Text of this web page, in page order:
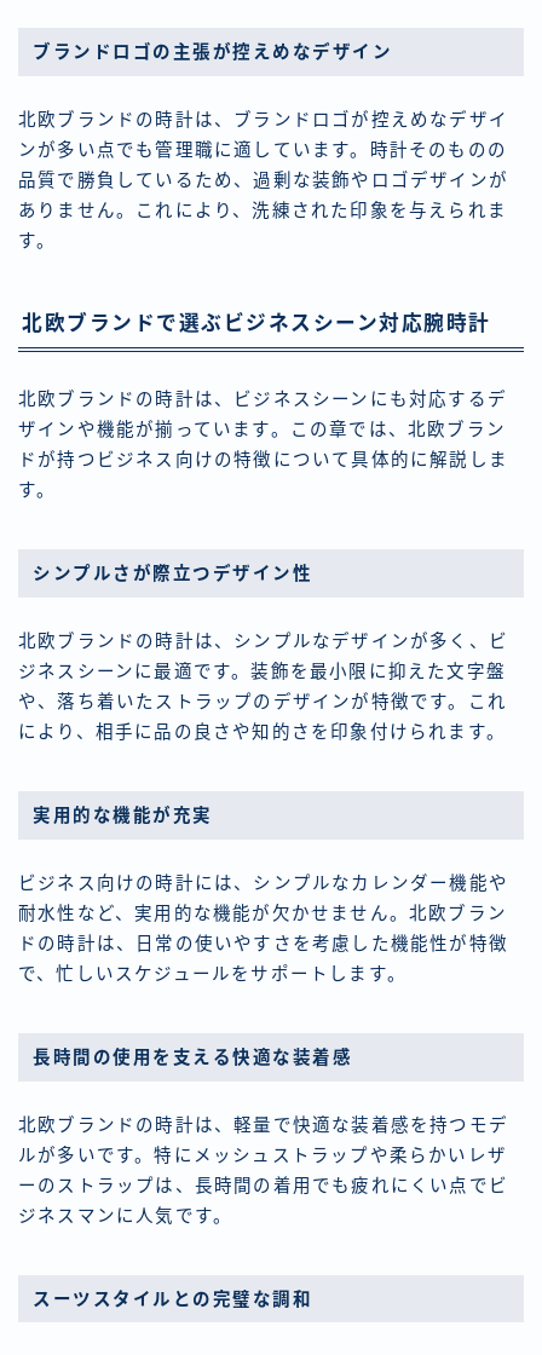
ブランドロゴの主張が控えめなデザイン
北欧ブランドの時計は、ブランドロゴが控えめなデザイ
ンが多い点でも管理職に適しています。時計そのものの
品質で勝負しているため、過剰な装飾やロゴデザインが
ありません。これにより、洗練された印象を与えられま
す。
北欧ブランドで選ぶビジネスシーン対応腕時計
北欧ブランドの時計は、ビジネスシーンにも対応するデ
ザインや機能が揃っています。この章では、北欧ブラン
ドが持つビジネス向けの特徴について具体的に解説しま
す。
シンプルさが際立つデザイン性
北欧ブランドの時計は、シンプルなデザインが多く、ビ
ジネスシーンに最適です。装飾を最小限に抑えた文字盤
や、落ち着いたストラップのデザインが特徴です。これ
により、相手に品の良さや知的さを印象付けられます。
実用的な機能が充実
ビジネス向けの時計には、シンプルなカレンダー機能や
耐水性など、実用的な機能が欠かせません。北欧ブラン
ドの時計は、日常の使いやすさを考慮した機能性が特徴
で、忙しいスケジュールをサポートします。
長時間の使用を支える快適な装着感
北欧ブランドの時計は、軽量で快適な装着感を持つモデ
ルが多いです。特にメッシュストラップや柔らかいレザ
ーのストラップは、長時間の着用でも疲れにくい点でビ
ジネスマンに人気です。
スーツスタイルとの完璧な調和